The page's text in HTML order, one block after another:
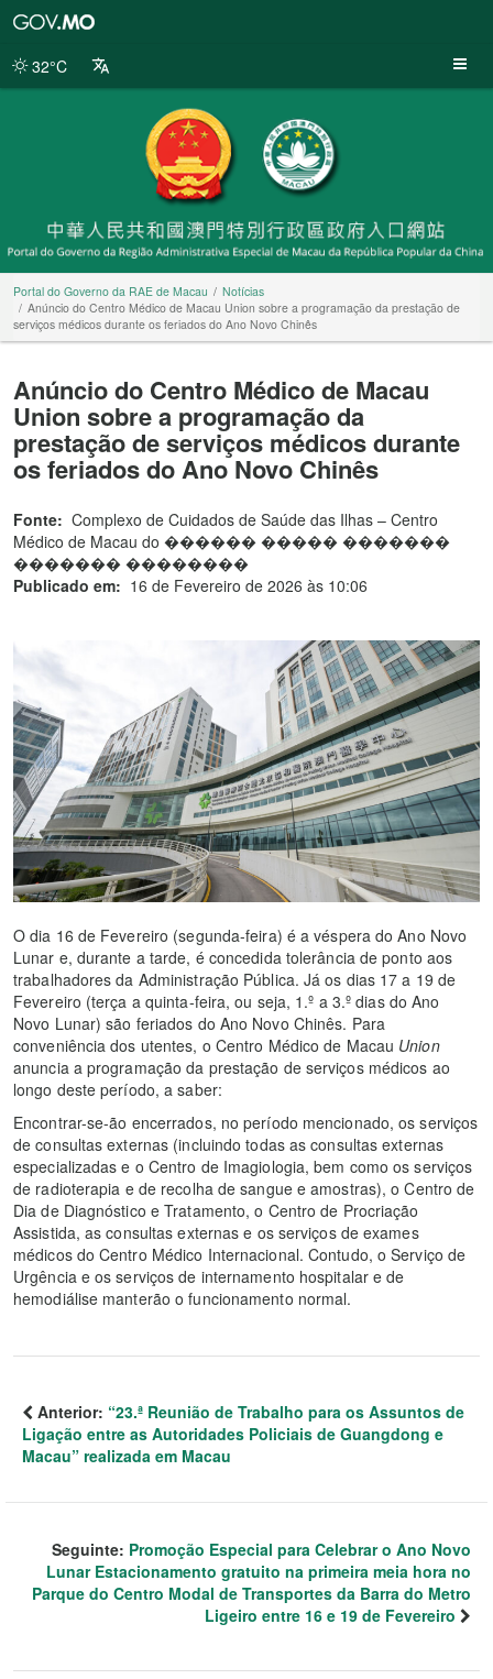
da
32°C
Portal do Governo da RAE de Macau
Notícias
Anúncio do Centro Médico de Macau Union sobre a programação da prestação de
serviços médicos durante os feriados do Ano Novo Chinês
Anúncio do Centro Médico de Macau
Union sobre a programação da
prestação de serviços médicos durante
os feriados do Ano Novo Chinês
Fonte: Complexo de Cuidados de Saúde das Ilhas – Centro
Médico de Macau do ������ ����� �������
������� ��������
Publicado em: 16 de Fevereiro de 2026 às 10:06
O dia 16 de Fevereiro (segunda-feira) é a véspera do Ano Novo
Lunar e, durante a tarde, é concedida tolerância de ponto aos
trabalhadores da Administração Pública. Já os dias 17 a 19 de
Fevereiro (terça a quinta-feira, ou seja, 1.º a 3.º dias do Ano
Novo Lunar) são feriados do Ano Novo Chinês. Para
conveniência dos utentes, o Centro Médico de Macau Union
anuncia a programação da prestação de serviços médicos ao
longo deste período, a saber:
Encontrar-se-ão encerrados, no período mencionado, os serviços
de consultas externas (incluindo todas as consultas externas
especializadas e o Centro de Imagiologia, bem como os serviços
de radioterapia e de recolha de sangue e amostras), o Centro de
Dia de Diagnóstico e Tratamento, o Centro de Procriação
Assistida, as consultas externas e os serviços de exames
médicos do Centro Médico Internacional. Contudo, o Serviço de
Urgência e os serviços de internamento hospitalar e de
hemodiálise manterão o funcionamento normal.
Anterior: “23.ª Reunião de Trabalho para os Assuntos de
Ligação entre as Autoridades Policiais de Guangdong e
Macau” realizada em Macau
Seguinte: Promoção Especial para Celebrar o Ano Novo
Lunar Estacionamento gratuito na primeira meia hora no
Parque do Centro Modal de Transportes da Barra do Metro
Ligeiro entre 16 e 19 de Fevereiro